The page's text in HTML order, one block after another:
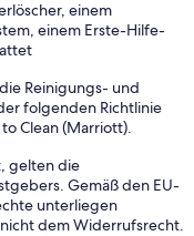
einem
einem Erste-Hilfe-
Reinigungs- und
folgenden Richtlinie
Clean (Marriott).
gelten die
Gemäß den EU-
unterliegen
dem Widerrufsrecht.